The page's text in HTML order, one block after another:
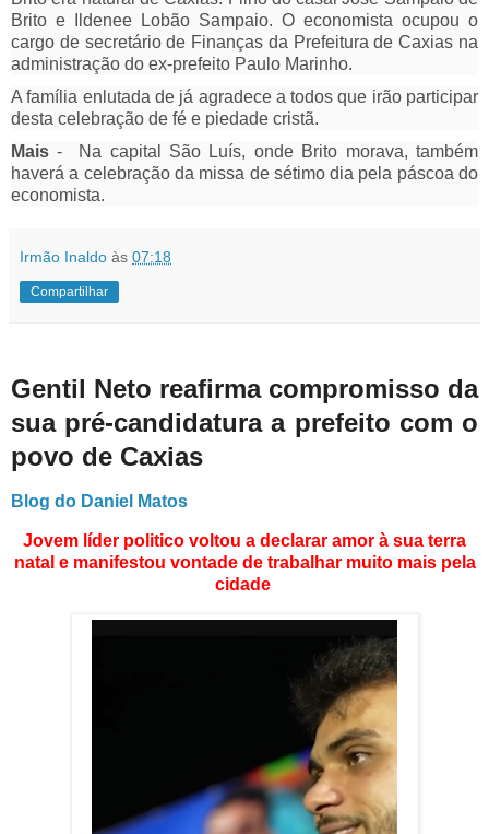
Brito e Ildenee Lobão Sampaio. O economista ocupou o
cargo de secretário de Finanças da Prefeitura de Caxias na
administração do ex-prefeito Paulo Marinho.
A família enlutada de já agradece a todos que irão participar
desta celebração de fé e piedade cristã.
Mais- Na capital São Luís, onde Brito morava, também
haverá a celebração da missa de sétimo dia pela páscoa do
economista.
Irmão Inaldo às 07:18
Compartilhar
Gentil Neto reafirma compromisso da
sua pré-candidatura a prefeito com o
povo de Caxias
Blog do Daniel Matos
Jovem líder politico voltou a declarar amor à sua terra
natal e manifestou vontade de trabalhar muito mais pela
cidade